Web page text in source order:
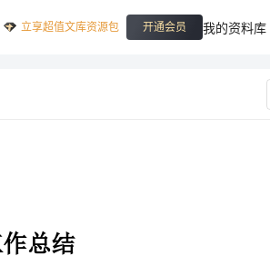
立享超值文库资源包 开通会员 我的资料库